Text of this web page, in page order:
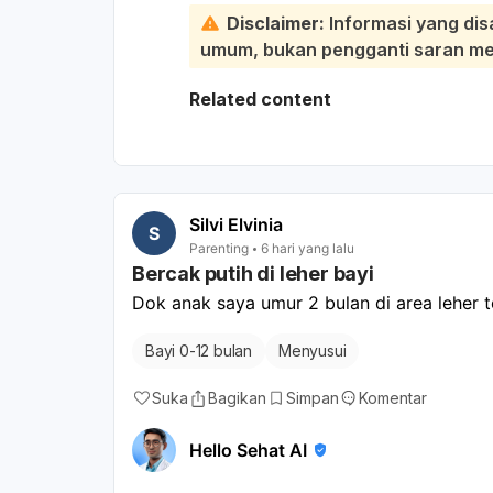
Pada usia 11 bulan, umumnya bayi
posisi, dan mulai berdiri dengan
masih perlu perhatian. Setiap anak
keterlambatan motorik seperti ini
bergerak. Jangan dipaksa, tapi
riwayat bayi tampak lemas, sulit
lain juga terlambat, lebih baik
ke tumbuh kembang atau neurologi
Disclaimer: Informasi yang
umum, bukan pengganti saran
Related content
S Silvi Elvinia
Parenting 6 hari yang lalu
Bercak putih di leher bayi
Dok anak saya umur 2 bulan di area
Bayi 0-12 bulan Menyusui
Suka Bagikan Simpan Komentar
Hello Sehat AI